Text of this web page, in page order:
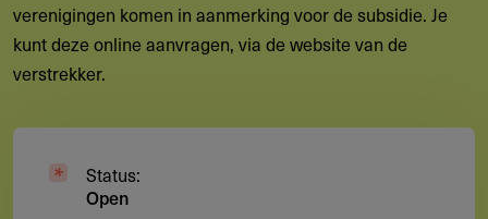
verenigingen komen in aanmerking voor de subsidie. Je
kunt deze online aanvragen, via de website van de
verstrekker.
Status:
Open